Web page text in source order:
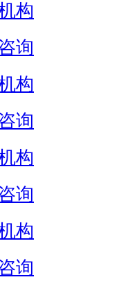
构
询
构
询
构
询
构
询